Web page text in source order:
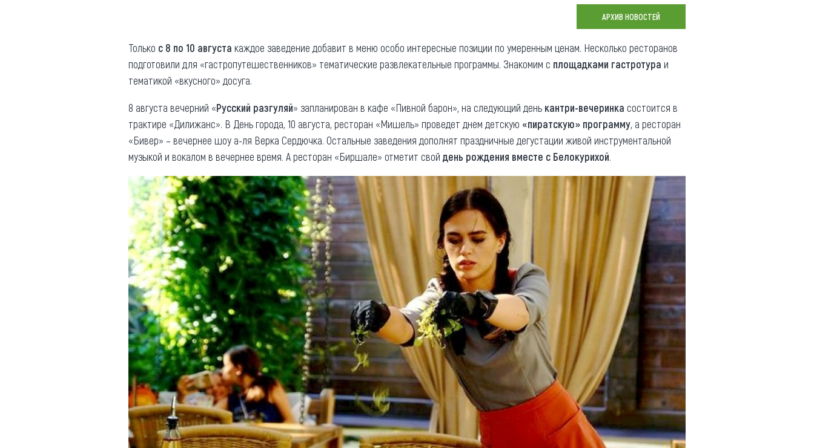
Придорожные кафе
Новости
Что привезти (сувениры)
Общая информация
Как добраться
Карты и буклеты
Коллекция впечатлений
Блог путешественника
Видеогалерея
Другие рубрики
Реестр туроператоров
Реестр туристических
агентств Алтайского края
Обращения граждан
Противодействие коррупции
АРХИВ НОВОСТЕЙ
Только с 8 по 10 августа каждое заведение добавит в меню особо интересные позиции по умеренным ценам. Несколько ресторанов
подготовили для «гастропутешественников» тематические развлекательные программы. Знакомим с площадками гастротура и
тематикой «вкусного» досуга.
8 августа вечерний «Русский разгуляй» запланирован в кафе «Пивной барон», на следующий день кантри-вечеринка состоится в
трактире «Дилижанс». В День города, 10 августа, ресторан «Мишель» проведет днем детскую «пиратскую» программу, а ресторан
«Бивер» – вечернее шоу а-ля Верка Сердючка. Остальные заведения дополнят праздничные дегустации живой инструментальной
музыкой и вокалом в вечернее время. А ресторан «Биршале» отметит свой день рождения вместе с Белокурихой.